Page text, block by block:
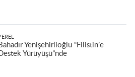
Yenişehirlioğlu “Filistin’e
Yürüyüşü”nde